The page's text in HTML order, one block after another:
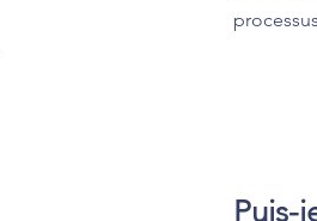
Puis-